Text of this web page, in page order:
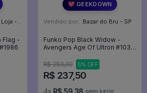
- SP
Flag -
The Lord Of The Rings #1986
💖 GEEKDOWN
Vendido por: Bazar do Bru - SP
Funko Pop Black Widow -
Avengers Age Of Ultron #103 -
R$ 250,00
5% OFF
R$ 237,50
4x R$ 59,38 sem juros